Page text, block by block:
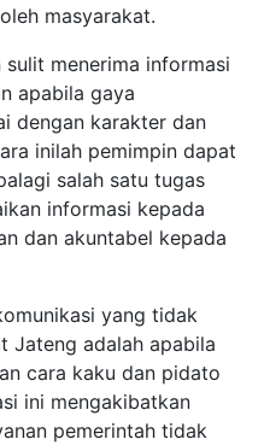
masyarakat.
sulit menerima informasi
apabila gaya
dengan karakter dan
inilah pemimpin dapat
salah satu tugas
informasi kepada
dan akuntabel kepada
yang tidak
Jateng adalah apabila
cara kaku dan pidato
ini mengakibatkan
pemerintah tidak